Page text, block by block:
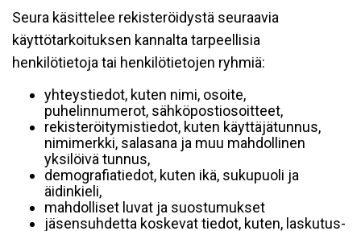
Seura käsittelee rekisteröidystä seuraavia
käyttötarkoituksen kannalta tarpeellisia
henkilötietoja tai henkilötietojen ryhmiä:
yhteystiedot, kuten nimi, osoite,
puhelinnumerot, sähköpostiosoitteet,
rekisteröitymistiedot, kuten käyttäjätunnus,
nimimerkki, salasana ja muu mahdollinen
yksilöivä tunnus,
demografiatiedot, kuten ikä, sukupuoli ja
äidinkieli,
mahdolliset luvat ja suostumukset
jäsensuhdetta koskevat tiedot, kuten, laskutus-